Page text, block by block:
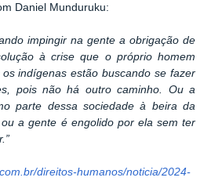
Daniel Munduruku:
impingir na gente a obrigação de
à crise que o próprio homem
indígenas estão buscando se fazer
pois não há outro caminho. Ou a
parte dessa sociedade à beira da
a gente é engolido por ela sem ter
direitos-humanos/noticia/2024-